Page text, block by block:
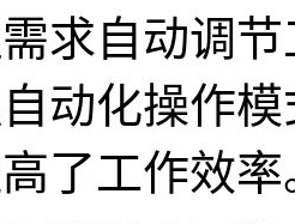
求自动调
动化操作
了工作效率